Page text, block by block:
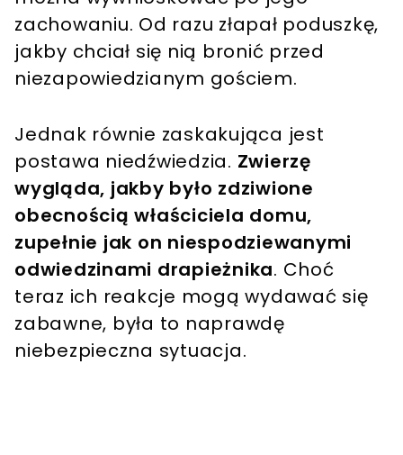
zachowaniu. Od razu złapał poduszkę,
jakby chciał się nią bronić przed
niezapowiedzianym gościem.
Jednak równie zaskakująca jest
postawa niedźwiedzia. Zwierzę
wygląda, jakby było zdziwione
obecnością właściciela domu,
zupełnie jak on niespodziewanymi
odwiedzinami drapieżnika. Choć
teraz ich reakcje mogą wydawać się
zabawne, była to naprawdę
niebezpieczna sytuacja.